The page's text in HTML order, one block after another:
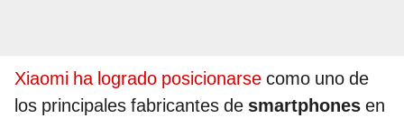
Xiaomi ha logrado posicionarse como uno de
los principales fabricantes de smartphones en